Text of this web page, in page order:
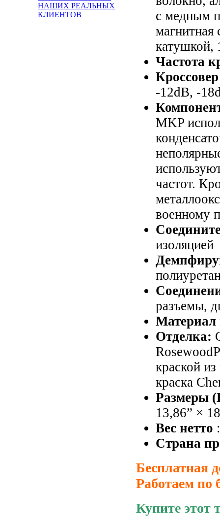
НАШИХ РЕАЛЬНЫХ
КЛИЕНТОВ
с медным
магнитная
катушкой,
Частота
Кроссовер
-12dB, -
MKP
частот.
военному
изоляцией
разъемы,
Отделка:
краской
краска
Размеры
13,86” ×
Вес нетто
Страна
Бесплатная
Работаем по
Купите этот